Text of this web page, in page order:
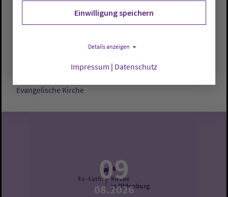
Gottesdienst
Evangelische Kirche
Evangelische Kirche
09
08.2026
Einwilligung speichern
Details anzeigen
Impressum | Datenschutz